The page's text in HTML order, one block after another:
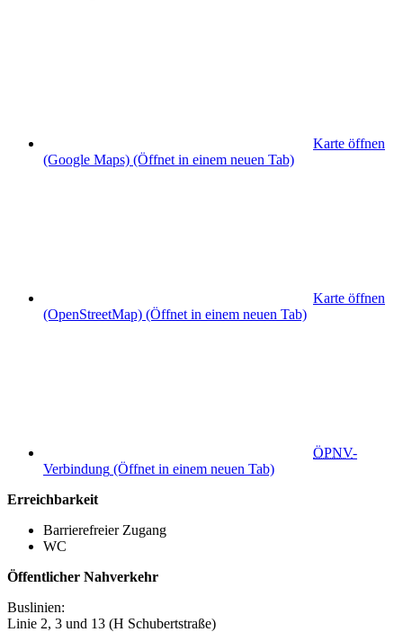
Karte öffnen
(Google Maps) (Öffnet in einem neuen Tab)
Karte öffnen
(OpenStreetMap) (Öffnet in einem neuen Tab)
ÖPNV-
Verbindung (Öffnet in einem neuen Tab)
Erreichbarkeit
Barrierefreier Zugang
WC
Öffentlicher Nahverkehr
Buslinien:
Linie 2, 3 und 13 (H Schubertstraße)